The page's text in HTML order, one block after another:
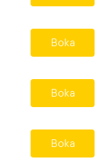
Boka
Boka
Boka